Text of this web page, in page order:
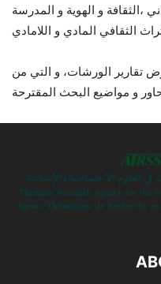
،الثقافة و الهوية و المدرسة
تقارير الورشات، و التي من